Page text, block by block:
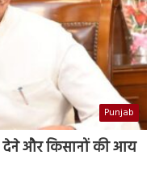
Punjab
देने और किसानों की आय